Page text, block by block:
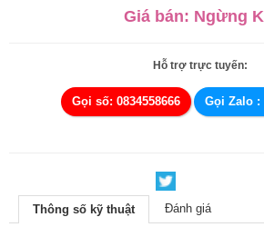
Giá bán: Ngừng
Hỗ trợ trực tuyến:
Gọi số: 0834558666 Gọi Zalo :
Thông số kỹ thuật Đánh giá